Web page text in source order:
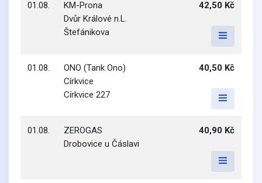
01.08.
KM-Prona
Dvůr Králové n.L.
Štefánikova
42,50 Kč
01.08.
ONO (Tank Ono)
Církvice
Církvice 227
40,50 Kč
01.08.
ZEROGAS
Drobovice u Čáslavi
40,90 Kč